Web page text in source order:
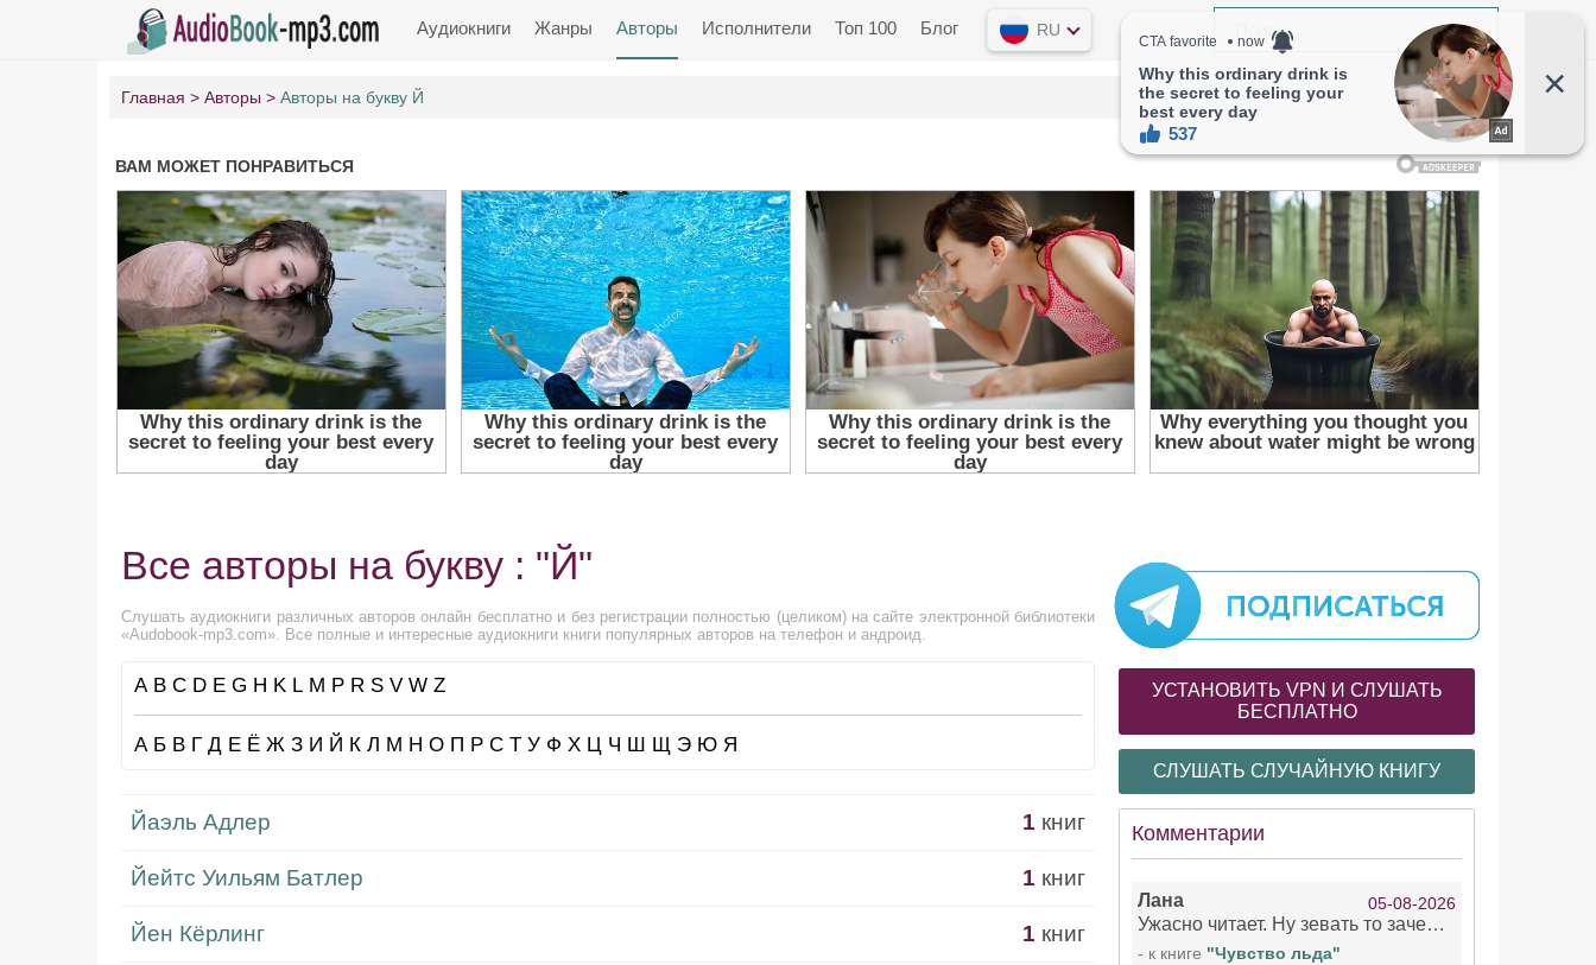
Аудиокниги Жанры Авторы Исполнители Топ 100 Блог RU
Главная Авторы Авторы на букву Й
Все авторы на букву : "Й"
Слушать аудиокниги различных авторов онлайн бесплатно и без регистрации полностью (целиком) на сайте электронной библиотеки
«Audobook-mp3.com». Все полные и интересные аудиокниги книги популярных авторов на телефон и андроид.
A B C D E G H K L M P R S V W Z
А Б В Г Д Е Ё Ж З И Й К Л М Н О П Р С Т У Ф Х Ц Ч Ш Щ Э Ю Я
Йаэль Адлер 1 книг
Йейтс Уильям Батлер 1 книг
Йен Кёрлинг 1 книг
УСТАНОВИТЬ VPN И СЛУШАТЬ
БЕСПЛАТНО
СЛУШАТЬ СЛУЧАЙНУЮ КНИГУ
Комментарии
Лана 05-08-2026
Ужасно читает. Ну зевать то зачем. Уже не говорю, что ударения ставит, как хочет.
- к книге "Чувство льда"